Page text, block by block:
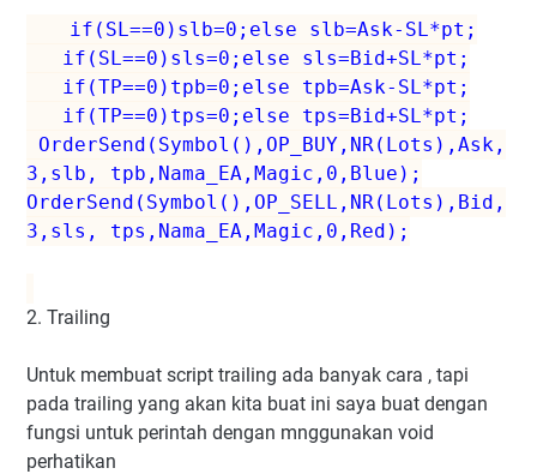
if(SL==0)slb=0;else slb=Ask-SL*pt;
if(SL==0)sls=0;else sls=Bid+SL*pt;
if(TP==0)tpb=0;else tpb=Ask-SL*pt;
if(TP==0)tps=0;else tps=Bid+SL*pt;
OrderSend(Symbol(),OP_BUY,NR(Lots),Ask,
3,slb, tpb,Nama_EA,Magic,0,Blue);
OrderSend(Symbol(),OP_SELL,NR(Lots),Bid,
3,sls, tps,Nama_EA,Magic,0,Red);
2. Trailing
Untuk membuat script trailing ada banyak cara , tapi
pada trailing yang akan kita buat ini saya buat dengan
fungsi untuk perintah dengan mnggunakan void
perhatikan